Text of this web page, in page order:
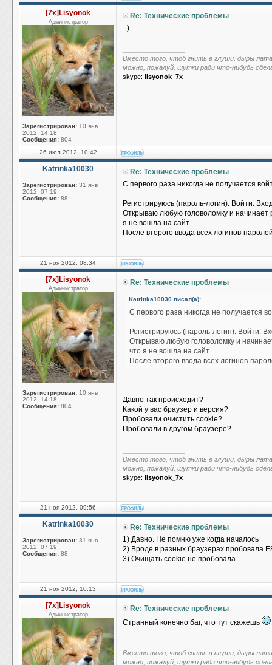
[7x]Lisyonok
Администратор
Зарегистрирован: 10 янв
2012, 14:18
Сообщения: 804
Re: Технические проблемы
=)
Вместо того, чтоб гнить в глуши, дыры
можно, пожалуй, шутки ради что-нибудь
skype: lisyonok_7x
26 июл 2012, 10:42
Katrinka10030
Зарегистрирован: 31 янв
2012, 07:19
Сообщения: 88
Re: Технические проблемы
С первого раза никогда не получается
Регистрируюсь (пароль-логин). Войти.
Открываю любую головоломку и начинает
я не вошла на сайт.
После второго ввода всех логинов-
21 ноя 2012, 08:34
[7x]Lisyonok
Администратор
Зарегистрирован: 10 янв
2012, 14:18
Сообщения: 804
Re: Технические проблемы
Katrinka10030 писал(а):
С первого раза никогда не получается
Регистрируюсь (пароль-логин). Войти.
Открываю любую головоломку и
что я не вошла на сайт.
После второго ввода всех логинов-
Давно так происходит?
Какой у вас браузер и версия?
Пробовали очистить cookie?
Пробовали в другом браузере?
Вместо того, чтоб гнить в глуши, дыры
можно, пожалуй, шутки ради что-нибудь
skype: lisyonok_7x
21 ноя 2012, 09:56
Katrinka10030
Зарегистрирован: 31 янв
2012, 07:19
Сообщения: 88
Re: Технические проблемы
1) Давно. Не помню уже когда началось
2) Вроде в разных браузерах пробовала
3) Очищать cookie не пробовала.
21 ноя 2012, 10:13
[7x]Lisyonok
Администратор
Re: Технические проблемы
Странный конечно баг, что тут скажешь
Вместо того, чтоб гнить в глуши, дыры
можно, пожалуй, шутки ради что-нибудь